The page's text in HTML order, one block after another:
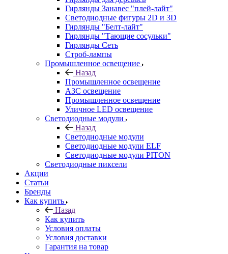
Гирлянды Занавес "плей-лайт"
Светодиодные фигуры 2D и 3D
Гирлянды "Белт-лайт"
Гирлянды "Тающие сосульки"
Гирлянды Сеть
Строб-лампы
Промышленное освещение
Назад
Промышленное освещение
АЗС освещение
Промышленное освещение
Уличное LED освещение
Светодиодные модули
Назад
Светодиодные модули
Светодиодные модули ELF
Светодиодные модули PITON
Светодиодные пиксели
Акции
Статьи
Бренды
Как купить
Назад
Как купить
Условия оплаты
Условия доставки
Гарантия на товар